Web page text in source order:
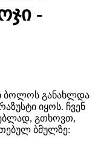
-
ბოლოს განახლდა
იყოს. ჩვენ
გთხოვთ,
ბმულზე: